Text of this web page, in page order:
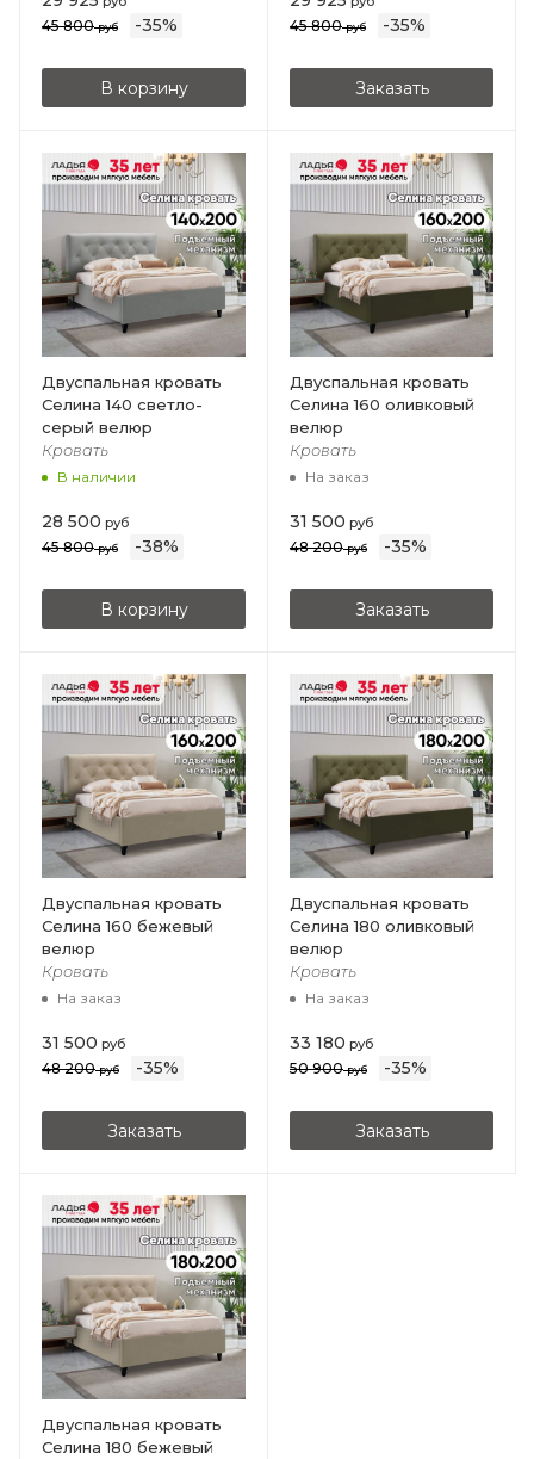
45 800руб -35%
В корзину
45 800руб -35%
Заказать
Двуспальная кровать
Селина 140 светло-
серый велюр
Кровать
В наличии
28 500 руб
45 800руб -38%
В корзину
Двуспальная кровать
Селина 160 оливковый
велюр
Кровать
На заказ
31 500 руб
48 200руб -35%
Заказать
Двуспальная кровать
Селина 160 бежевый
велюр
Кровать
На заказ
31 500 руб
48 200руб -35%
Заказать
Двуспальная кровать
Селина 180 оливковый
велюр
Кровать
На заказ
33 180 руб
50 900руб -35%
Заказать
Двуспальная кровать
Селина 180 бежевый